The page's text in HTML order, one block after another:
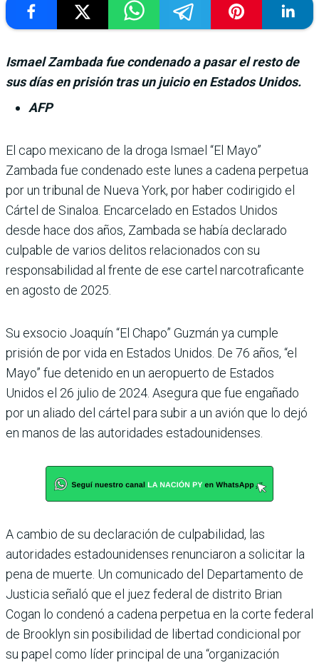
Ismael Zambada fue condenado a pasar el resto de
sus días en prisión tras un juicio en Estados Unidos.
AFP
El capo mexicano de la droga Ismael “El Mayo”
Zambada fue condenado este lunes a cadena perpetua
por un tribunal de Nueva York, por haber codirigido el
Cártel de Sinaloa. Encarcelado en Estados Unidos
desde hace dos años, Zambada se había declarado
culpable de varios delitos relacionados con su
responsabilidad al frente de ese cartel narcotraficante
en agosto de 2025.
Su exsocio Joaquín “El Chapo” Guzmán ya cumple
prisión de por vida en Estados Unidos. De 76 años, “el
Mayo” fue detenido en un aeropuerto de Estados
Unidos el 26 julio de 2024. Asegura que fue engañado
por un aliado del cártel para subir a un avión que lo dejó
en manos de las autoridades estadounidenses.
A cambio de su declaración de culpabilidad, las
autoridades estadounidenses renunciaron a solicitar la
pena de muerte. Un comunicado del Departamento de
Justicia señaló que el juez federal de distrito Brian
Cogan lo condenó a cadena perpetua en la corte federal
de Brooklyn sin posibilidad de libertad condicional por
su papel como líder principal de una “organización